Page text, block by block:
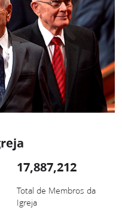
17,887,212
Total de Membros da
Igreja